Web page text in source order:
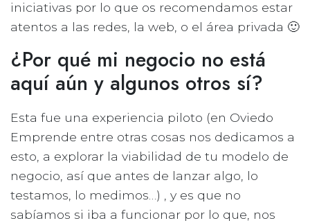
iniciativas por lo que os recomendamos estar
atentos a las redes, la web, o el área privada 🙂
¿Por qué mi negocio no está
aquí aún y algunos otros sí?
Esta fue una experiencia piloto (en Oviedo
Emprende entre otras cosas nos dedicamos a
esto, a explorar la viabilidad de tu modelo de
negocio, así que antes de lanzar algo, lo
testamos, lo medimos…) , y es que no
sabíamos si iba a funcionar por lo que, nos